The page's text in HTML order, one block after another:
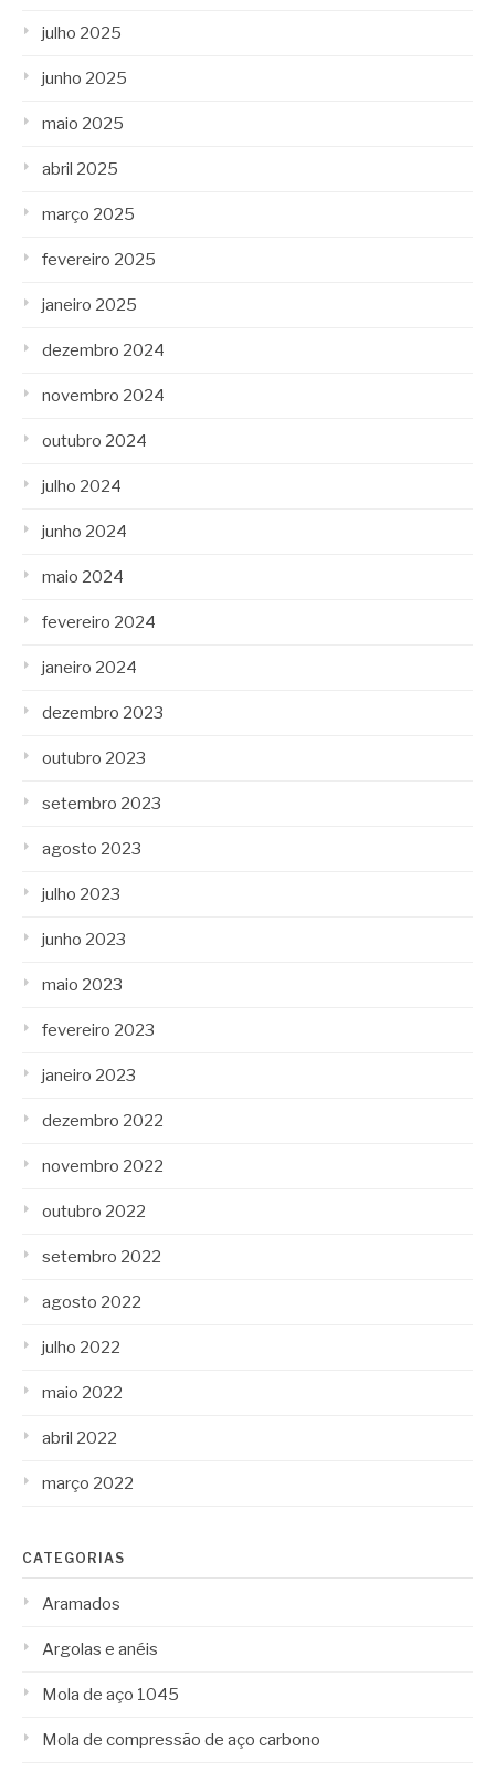
julho 2025
junho 2025
maio 2025
abril 2025
março 2025
fevereiro 2025
janeiro 2025
dezembro 2024
novembro 2024
outubro 2024
julho 2024
junho 2024
maio 2024
fevereiro 2024
janeiro 2024
dezembro 2023
outubro 2023
setembro 2023
agosto 2023
julho 2023
junho 2023
maio 2023
fevereiro 2023
janeiro 2023
dezembro 2022
novembro 2022
outubro 2022
setembro 2022
agosto 2022
julho 2022
maio 2022
abril 2022
março 2022
CATEGORIAS
Aramados
Argolas e anéis
Mola de aço 1045
Mola de compressão de aço carbono